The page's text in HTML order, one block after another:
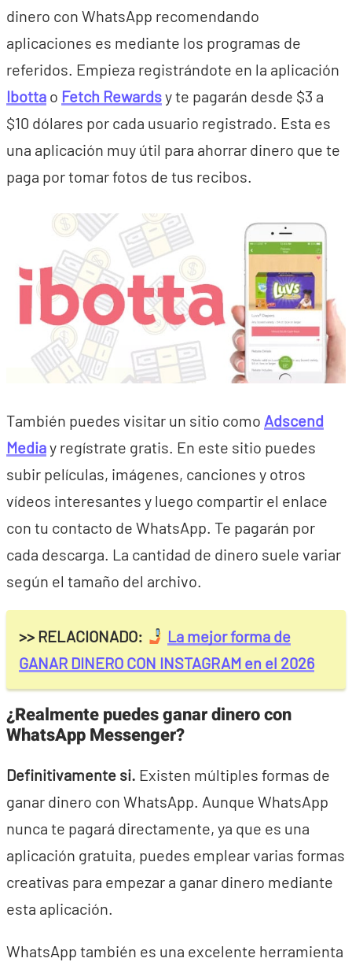
dinero con WhatsApp recomendando
aplicaciones es mediante los programas de
referidos. Empieza registrándote en la aplicación
Ibotta o Fetch Rewardsy te pagarán desde $3 a
$10 dólares por cada usuario registrado. Esta es
una aplicación muy útil para ahorrar dinero que te
paga por tomar fotos de tus recibos.
También puedes visitar un sitio como Adscend
Mediay regístrate gratis. En este sitio puedes
subir películas, imágenes, canciones y otros
vídeos interesantes y luego compartir el enlace
con tu contacto de WhatsApp. Te pagarán por
cada descarga. La cantidad de dinero suele variar
según el tamaño del archivo.
>> RELACIONADO:
La mejor forma de
GANAR DINERO CON INSTAGRAM en el 2026
¿Realmente puedes ganar dinero con
WhatsApp Messenger?
Definitivamente si. Existen múltiples formas de
ganar dinero con WhatsApp. Aunque WhatsApp
nunca te pagará directamente, ya que es una
aplicación gratuita, puedes emplear varias formas
creativas para empezar a ganar dinero mediante
esta aplicación.
WhatsApp también es una excelente herramienta